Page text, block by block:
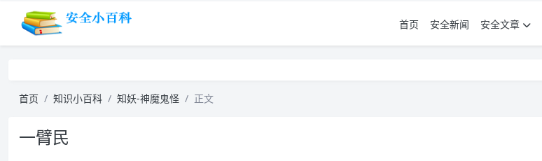
首页 安全新闻 安全文章
首页 知识小百科 知妖-神魔鬼怪 正文
一臂民